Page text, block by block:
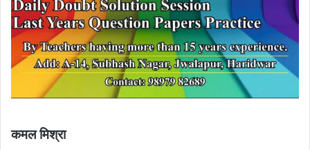
कमल मिश्रा